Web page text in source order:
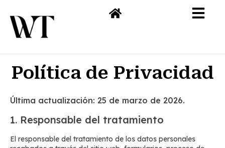
Política de Privacidad
Última actualización: 25 de marzo de 2026.
1. Responsable del tratamiento
El responsable del tratamiento de los datos personales